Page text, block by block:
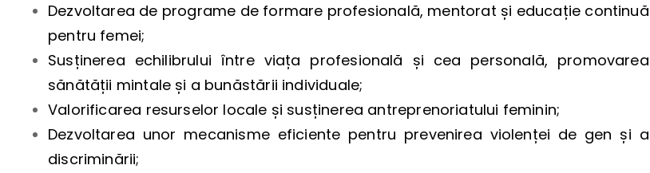
Dezvoltarea de programe de formare profesională, mentorat și educație continuă
pentru femei;
Susținerea echilibrului între viața profesională și cea personală, promovarea
sănătății mintale și a bunăstării individuale;
Valorificarea resurselor locale și susținerea antreprenoriatului feminin;
Dezvoltarea unor mecanisme eficiente pentru prevenirea violenței de gen și a
discriminării;